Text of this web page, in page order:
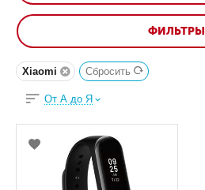
ФИЛЬТРЫ
Xiaomi Сбросить
От А до Я